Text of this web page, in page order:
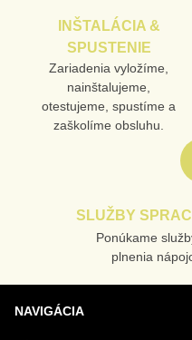
Odoslať
INŠTALÁCIA &
SPUSTENIE
Zariadenia vyložíme,
nainštalujeme,
otestujeme, spustíme a
zaškolíme obsluhu.
SLUŽBY
Ponúkame
plnenia
NAVIGÁCIA